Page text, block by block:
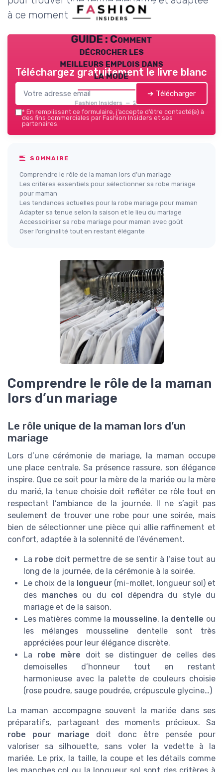
à ce moment unique.
GUIDE : Comment
décrocher les
meilleurs emplois dans
la mode
Fashion Insiders — 2026
Téléchargez gratuitement le livre blanc
➔ Télécharger
* En remplissant ce formulaire, j’accepte d’être contacté(e) à
des fins commerciales par Fashion Insiders et ses
partenaires.
SOMMAIRE
Comprendre le rôle de la maman lors d’un mariage
Les critères essentiels pour sélectionner sa robe mariage
pour maman
Les tendances actuelles pour la robe mariage pour maman
Adapter sa tenue selon la saison et le lieu du mariage
Accessoiriser sa robe mariage pour maman avec goût
Oser l’originalité tout en restant élégante
Comprendre le rôle de la maman
lors d’un mariage
Le rôle unique de la maman lors d’un
mariage
Lors d’une cérémonie de mariage, la maman occupe
une place centrale. Sa présence rassure, son élégance
inspire. Que ce soit pour la mère de la mariée ou la mère
du marié, la tenue choisie doit refléter ce rôle tout en
respectant l’ambiance de la journée. Il ne s’agit pas
seulement de trouver une robe pour une soirée, mais
bien de sélectionner une pièce qui allie raffinement et
confort, adaptée à la solennité de l’événement.
La robe doit permettre de se sentir à l’aise tout au
long de la journée, de la cérémonie à la soirée.
Le choix de la longueur (mi-mollet, longueur sol) et
des manches ou du col dépendra du style du
mariage et de la saison.
Les matières comme la mousseline, la dentelle ou
les mélanges mousseline dentelle sont très
appréciées pour leur élégance discrète.
La robe mère doit se distinguer de celles des
demoiselles d’honneur tout en restant
harmonieuse avec la palette de couleurs choisie
(rose poudre, sauge poudrée, crépuscule glycine…)
La maman accompagne souvent la mariée dans ses
préparatifs, partageant des moments précieux. Sa
robe pour mariage doit donc être pensée pour
valoriser sa silhouette, sans voler la vedette à la
mariée. Le prix, la taille, la coupe et les détails comme